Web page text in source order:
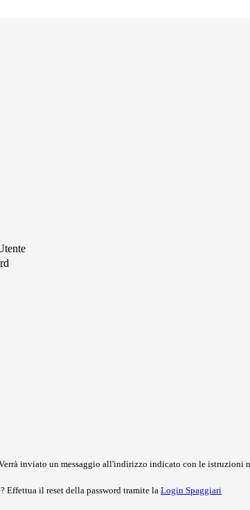
inviato un messaggio all'indirizzo indicato con le istruzioni
Effettua il reset della password tramite la Login Spaggiari